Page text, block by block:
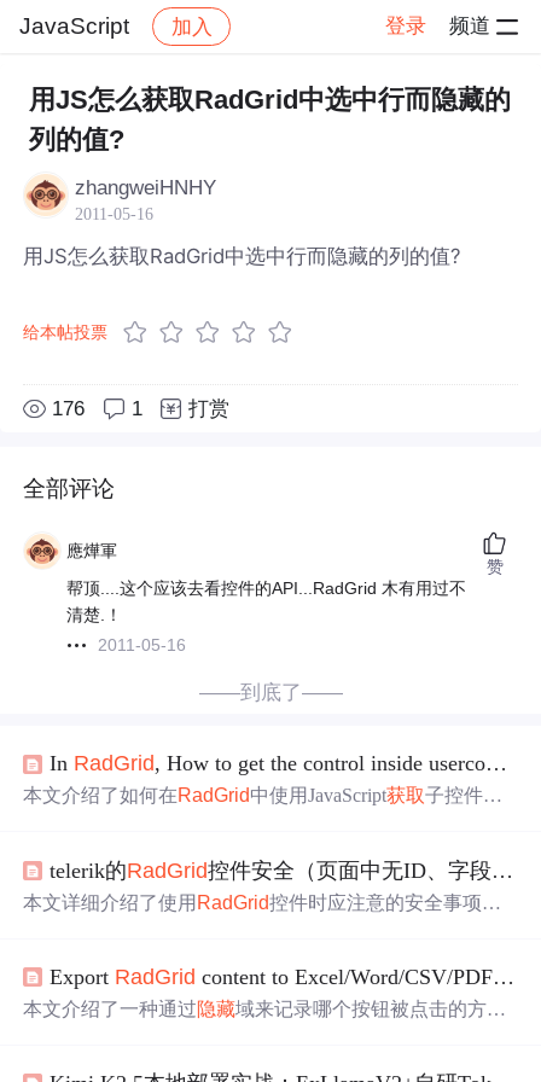
JavaScript 加入 登录 频道
社区 JavaScript 帖子详情
用JS怎么获取RadGrid中选中行而隐藏的
列的值?
zhangweiHNHY
2011-05-16
用JS怎么获取RadGrid中选中行而隐藏的列的值?
给本帖投票
176 1 打赏
全部评论
應燁軍
帮顶....这个应该去看控件的API...RadGrid 木有用过不
清楚.！
2011-05-16
赞
——到底了——
In RadGrid, How to get the control inside usercontrol
本文介绍了如何在RadGrid中使用JavaScript获取子控件，
数 获取真实控件。文章提供了用户控件的实现代码和示
例，详细解释了如何在网格中处理多个同名控件。
telerik的RadGrid控件安全（页面中无ID、字段名）的设计后台前台
本文详细介绍了使用 RadGrid控件时应注意的安全事项，
Export RadGrid content to Excel/Word/CSV/PDF with Ajax enabled
本文介绍了一种通过隐藏域来记录哪个按钮被点击的方